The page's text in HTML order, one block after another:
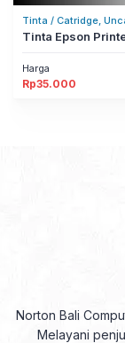
Tinta / Catridge,
Tinta Epson
Harga
Rp35.000
Norton Bali
Melayani